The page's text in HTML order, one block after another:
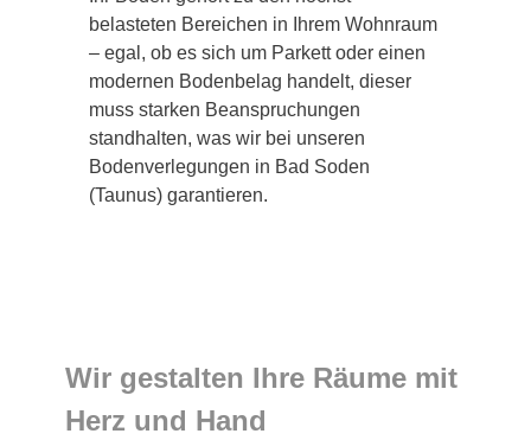
belasteten Bereichen in Ihrem Wohnraum
– egal, ob es sich um Parkett oder einen
modernen Bodenbelag handelt, dieser
muss starken Beanspruchungen
standhalten, was wir bei unseren
Bodenverlegungen in Bad Soden
(Taunus) garantieren.
Wir gestalten Ihre Räume mit
Herz und Hand